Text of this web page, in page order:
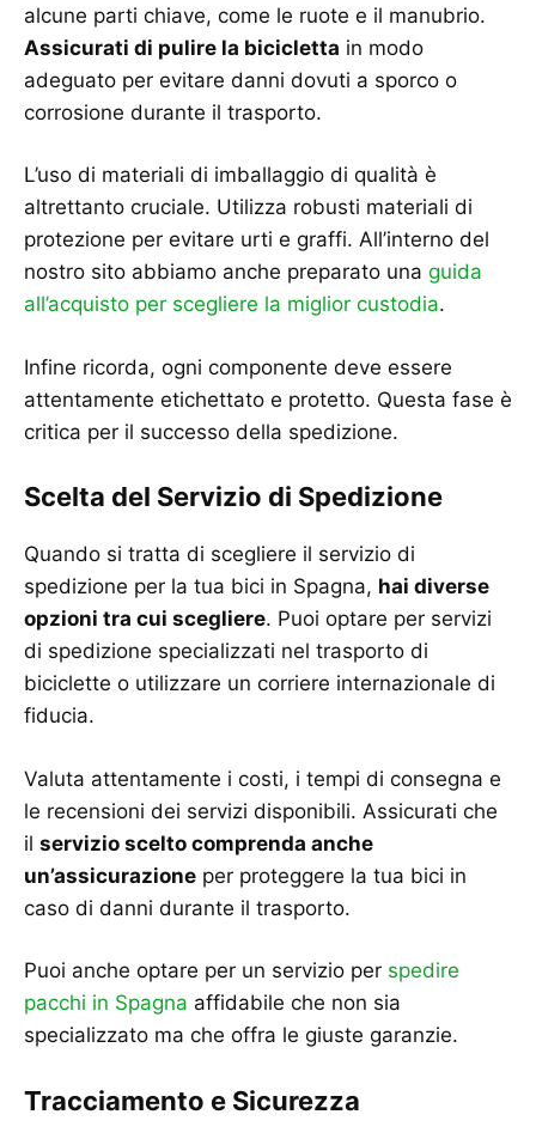
alcune parti chiave, come le ruote e il manubrio.
Assicurati di pulire la bicicletta in modo
adeguato per evitare danni dovuti a sporco o
corrosione durante il trasporto.
L’uso di materiali di imballaggio di qualità è
altrettanto cruciale. Utilizza robusti materiali di
protezione per evitare urti e graffi. All’interno del
nostro sito abbiamo anche preparato una guida
all’acquisto per scegliere la miglior custodia.
Infine ricorda, ogni componente deve essere
attentamente etichettato e protetto. Questa fase è
critica per il successo della spedizione.
Scelta del Servizio di Spedizione
Quando si tratta di scegliere il servizio di
spedizione per la tua bici in Spagna, hai diverse
opzioni tra cui scegliere. Puoi optare per servizi
di spedizione specializzati nel trasporto di
biciclette o utilizzare un corriere internazionale di
fiducia.
Valuta attentamente i costi, i tempi di consegna e
le recensioni dei servizi disponibili. Assicurati che
il servizio scelto comprenda anche
un’assicurazione per proteggere la tua bici in
caso di danni durante il trasporto.
Puoi anche optare per un servizio per spedire
pacchi in Spagna affidabile che non sia
specializzato ma che offra le giuste garanzie.
Tracciamento e Sicurezza